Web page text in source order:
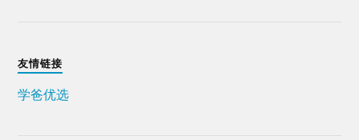
友情链接
学爸优选